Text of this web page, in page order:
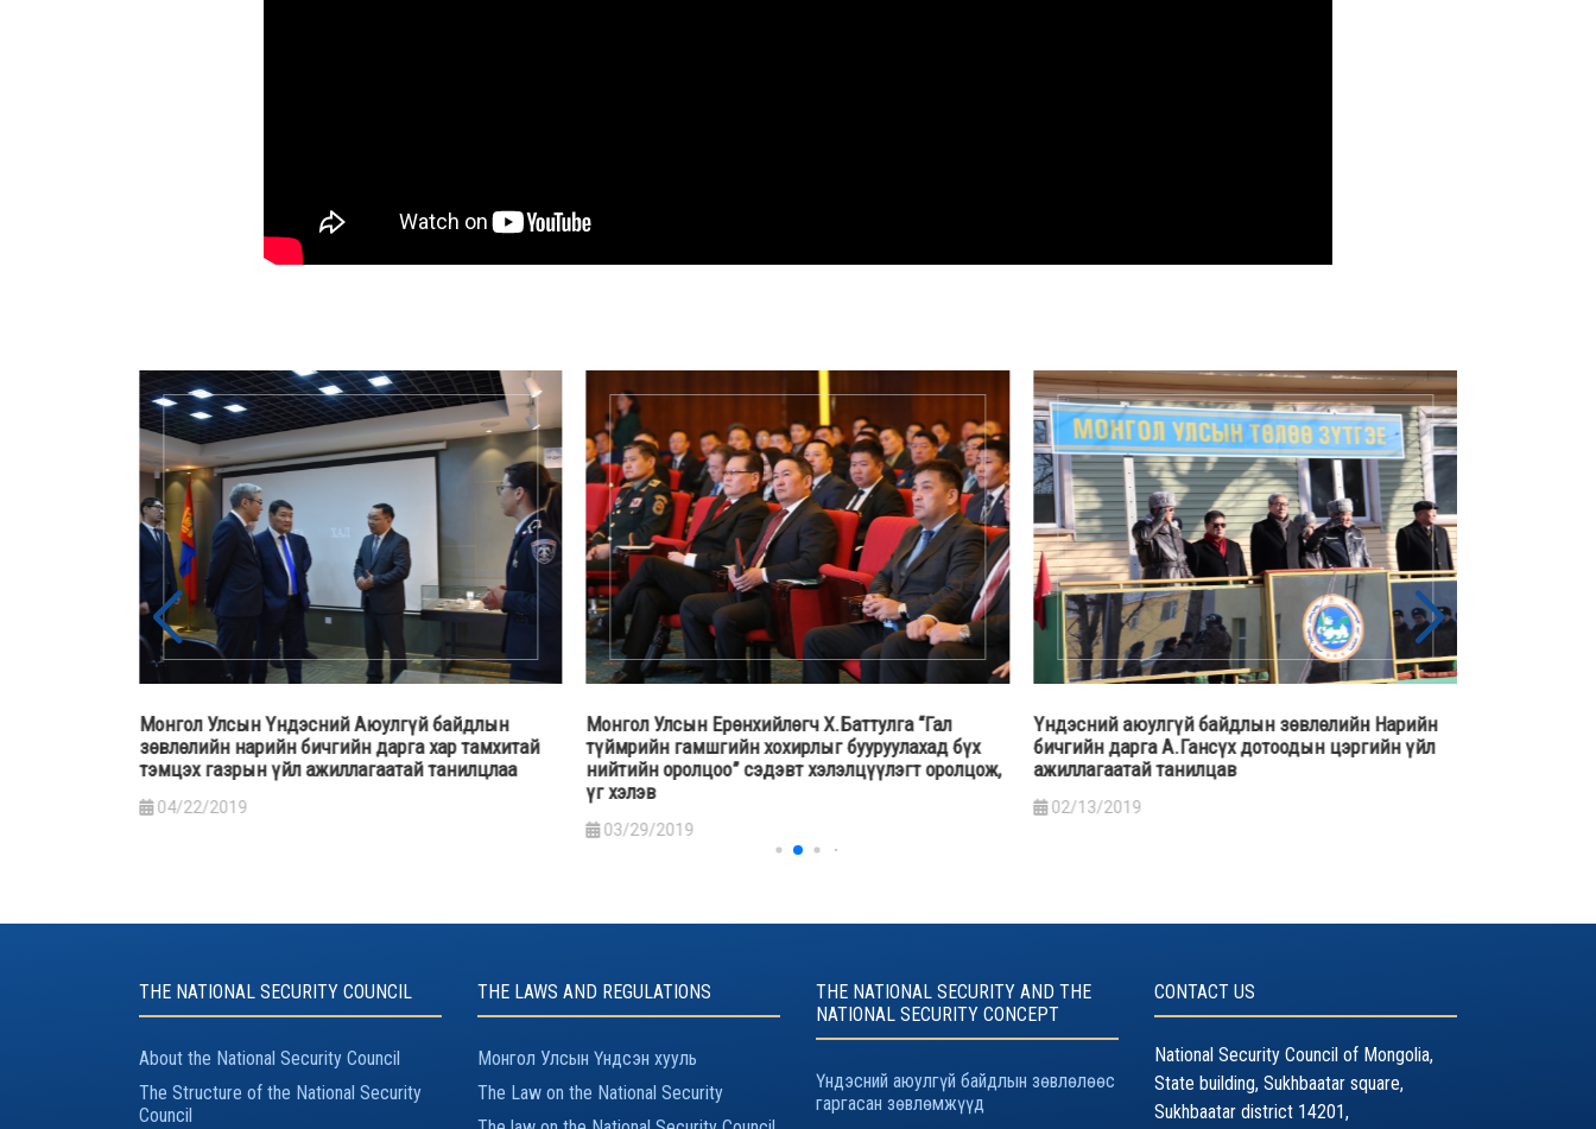
Монгол Улсын Ерөнхийлөгч Х.Баттулга “Гал
түймрийн гамшгийн хохирлыг бууруулахад бүх
нийтийн оролцоо” сэдэвт хэлэлцүүлэгт оролцож,
Үндэсний аюулгүй байдлын зөвлөлийн Нарийн
бичгийн дарга А.Гансүх дотоодын цэргийн үйл
ажиллагаатай танилцав
Үндэсний аюулгүй байдлын зөвлөлийн ажлын
алба, Цагдаагийн ерөнхий газар хамтран “Хүний
амь нас хохирсон шалтгаан нөхцөл, урьдчилан
байгуулав.
THE NATIONAL SECURITY COUNCIL
About the National Security Council
The Structure of the National Security
Council
THE LAWS AND REGULATIONS
Монгол Улсын Үндсэн хууль
The Law on the National Security
THE NATIONAL SECURITY AND THE
NATIONAL SECURITY CONCEPT
Үндэсний аюулгүй байдлын зөвлөлөөс
гаргасан зөвлөмжүүд
CONTACT US
National Security Council of Mongolia,
State building, Sukhbaatar square,
Sukhbaatar district 14201,